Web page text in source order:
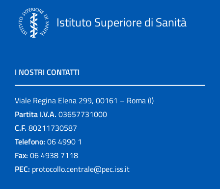
Istituto Superiore di Sanità
I NOSTRI CONTATTI
Viale Regina Elena 299, 00161 – Roma (I)
Partita I.V.A. 03657731000
C.F. 80211730587
Telefono: 06 4990 1
Fax: 06 4938 7118
PEC: protocollo.centrale@pec.iss.it